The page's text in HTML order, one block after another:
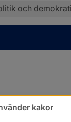
och demokrati
kakor